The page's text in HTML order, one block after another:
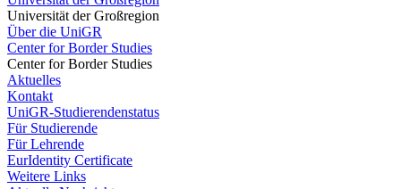
Universität der Großregion
Über die UniGR
Center for Border Studies
Center for Border Studies
Aktuelles
Kontakt
UniGR-Studierendenstatus
Für Studierende
Für Lehrende
EurIdentity Certificate
Weitere Links